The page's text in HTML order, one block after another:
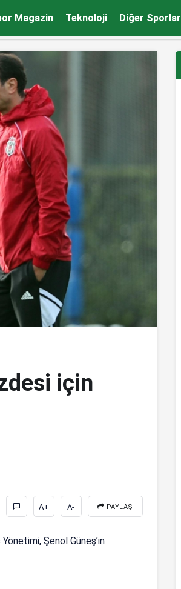
Magazin Teknoloji Diğer Sporlar
için
A+ A- PAYLAŞ
Şenol Güneş’in